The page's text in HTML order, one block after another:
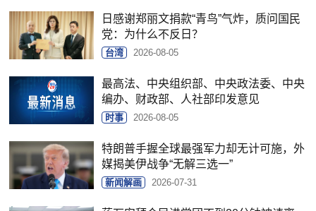
日感谢郑丽文捐款“青鸟”气炸，质问国民
党：为什么不反日？
台湾 2026-08-05
最高法、中央组织部、中央政法委、中央
编办、财政部、人社部印发意见
时事 2026-08-05
特朗普手握全球最强军力却无计可施，外
媒揭美伊战争“无解三选一”
新闻解画 2026-07-31